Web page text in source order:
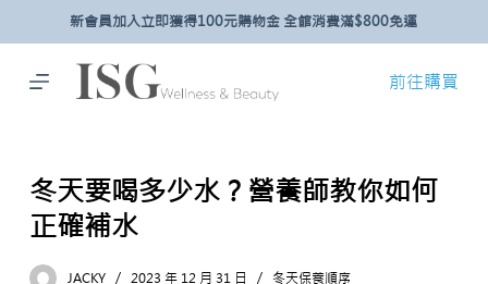
主
新會員加入立即獲得100元購物金 全館消費滿$800免運
前往購買
冬天要喝多少水？營養師教你如何
正確補水
JACKY 2023 年 12 月 31 日 冬天保養順序